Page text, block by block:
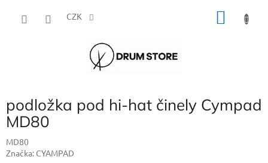
CZK
podložka pod hi-hat činely Cympad
MD80
MD80
Značka: CYAMPAD